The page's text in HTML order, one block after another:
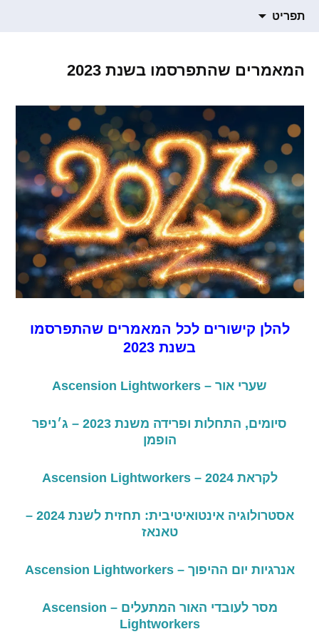
הבלוג של סמדר ברגמן
תרגום חומרים רוחניים
תפריט
המאמרים שהתפרסמו בשנת 2023
להלן קישורים לכל המאמרים שהתפרסמו
בשנת 2023
שערי אור – Ascension Lightworkers
סיומים, התחלות ופרידה משנת
ג׳ניפר
הופמן
לקראת 2024 – Ascension Lightworkers
אסטרולוגיה אינטואיטיבית: תחזית לשנת
2024 –
טאנאז
אנרגיות יום ההיפוך – Ascension Lightworkers
מסר לעובדי האור המתעלים – Ascension
Lightworkers